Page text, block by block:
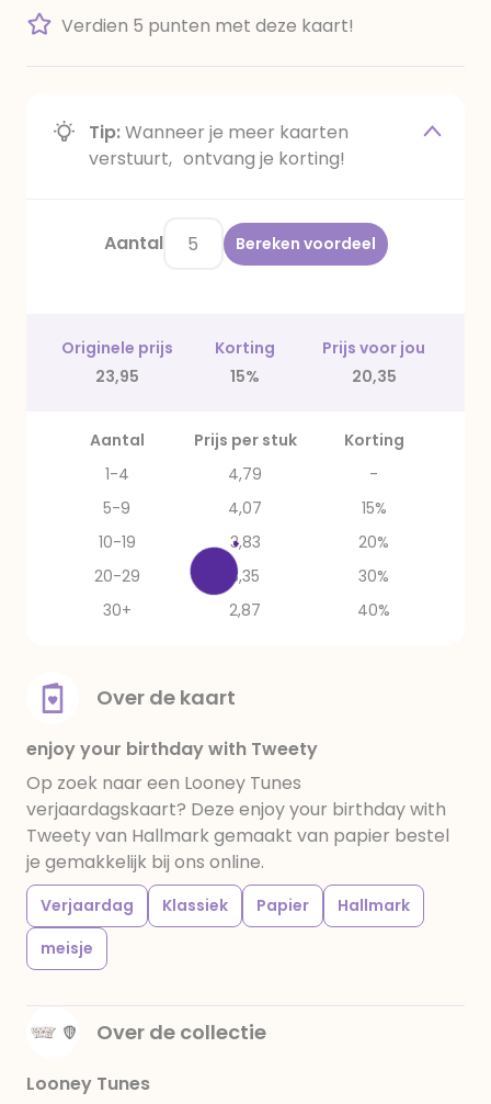
Verdien 5 punten met deze kaart!
Tip:Wanneer je meer kaarten
verstuurt, ontvang je korting!
Aantal Bereken voordeel
Originele prijs Korting
Prijs voor jou
23,95
15% 20,35
Aantal Prijs per stuk
Korting
1-4
4,79
-
5-9
4,07
15%
10-19
3,83
20%
20-29
3,35
30%
30+
2,87 40%
Over de kaart
enjoy your birthday with Tweety
Op zoek naar een Looney Tunes
verjaardagskaart? Deze enjoy your birthday with
Tweety van Hallmark gemaakt van papier bestel
je gemakkelijk bij ons online.
Verjaardag Klassiek Papier
Hallmark
meisje
Over de collectie
Looney Tunes